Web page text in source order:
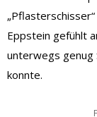
Eppstein gefühlt
unterwegs genug
konnte.